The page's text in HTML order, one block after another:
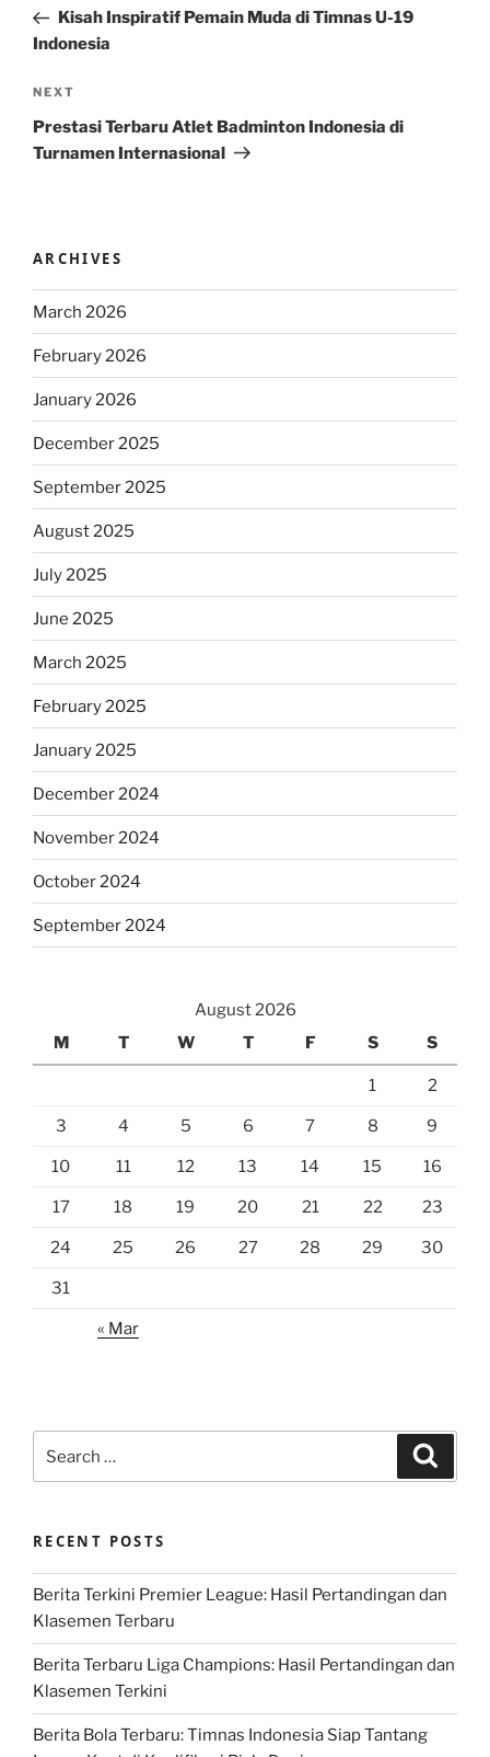
PostKisah Inspiratif Pemain Muda di Timnas U-19
Indonesia
Next
Post
NEXT
Prestasi Terbaru Atlet Badminton Indonesia di
Turnamen Internasional
ARCHIVES
March 2026
February 2026
January 2026
December 2025
September 2025
August 2025
July 2025
June 2025
March 2025
February 2025
January 2025
December 2024
November 2024
October 2024
September 2024
August 2026
M
T W T F S S
1 2
3 4 5 6 7 8 9
10 11 12 13 14 15 16
17 18 19 20 21 22 23
24 25 26 27 28 29 30
31
« Mar
for:
RECENT POSTS
Berita Terkini Premier League: Hasil Pertandingan dan
Klasemen Terbaru
Berita Terbaru Liga Champions: Hasil Pertandingan dan
Klasemen Terkini
Berita Bola Terbaru: Timnas Indonesia Siap Tantang